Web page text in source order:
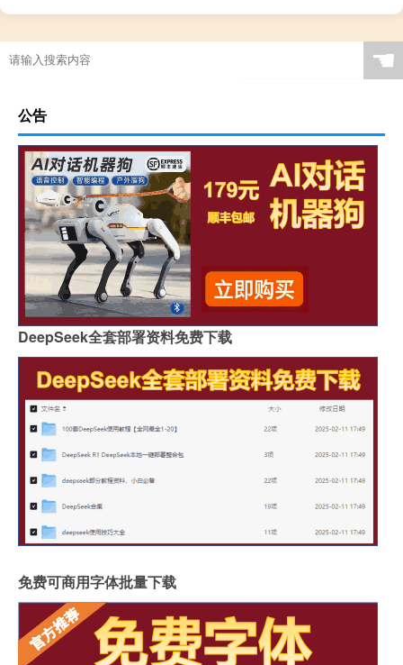
☚
公告
DeepSeek全套部署资料免费下载
免费可商用字体批量下载